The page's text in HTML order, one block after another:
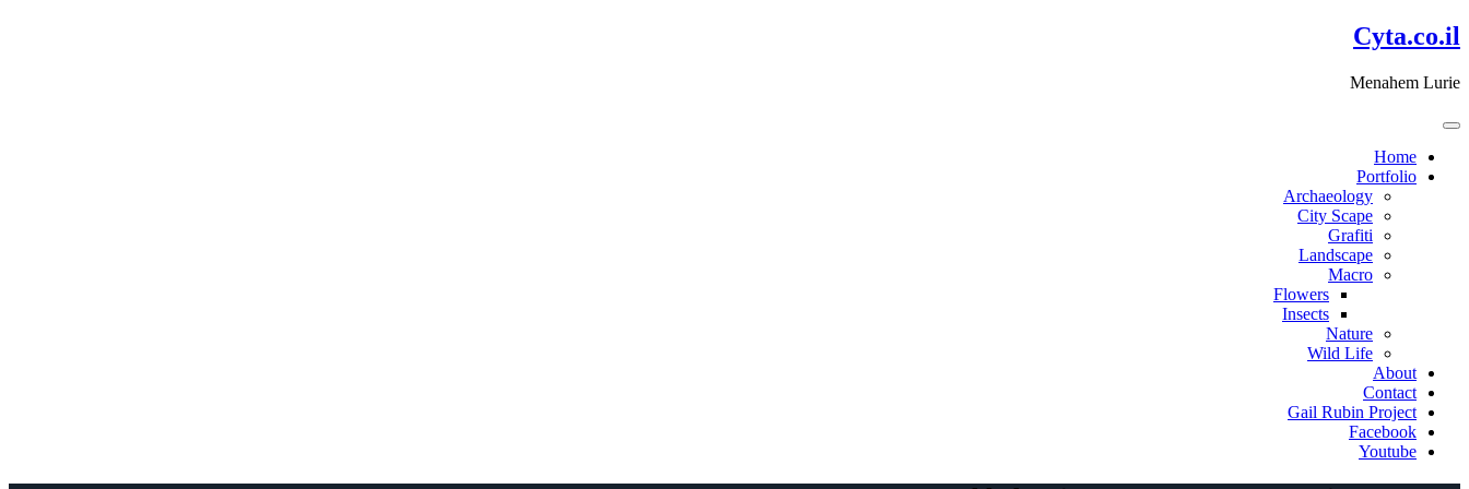
דלג
לתוכן
Cyta.co.il
Menahem Lurie
Home
Portfolio
Archaeology
City Scape
Grafiti
Landscape
Macro
Flowers
Insects
Nature
Wild Life
About
Contact
Gail Rubin Project
Facebook
Youtube